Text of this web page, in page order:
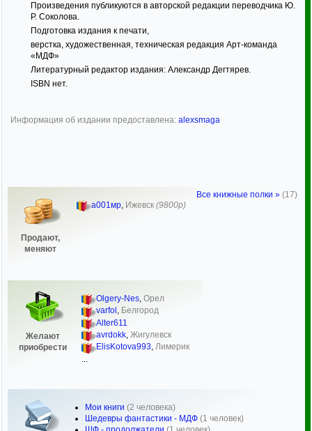
Произведения публикуются в авторской редакции переводчика Ю.
Р. Соколова.
Подготовка издания к печати,
верстка, художественная, техническая редакция Арт-команда
«МДФ»
Литературный редактор издания: Александр Дегтярев.
ISBN нет.
Информация об издании предоставлена: alexsmaga
Продают,
меняют
а001мр, Ижевск (9800р)
Желают
приобрести
Olgery-Nes, Орел
varfol , Белгород
Alter611
avrdokk, Жигулевск
ElisKotova993, Лимерик
Мои книги (2 человека)
Шедевры фантастики - МДФ (1 человек)
Все книжные полки » (17)